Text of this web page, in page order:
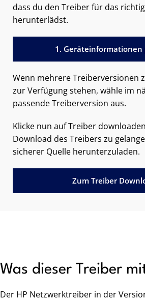
dass du den Treiber für das
herunterlädst.
1.
Wenn mehrere Treiberversionen
zur Verfügung stehen, wähle im
passende Treiberversion aus.
Klicke nun auf Treiber
Download des Treibers zu
sicherer Quelle herunterzuladen.
Zum Treiber
Was dieser Treiber
Der HP Netzwerktreiber in der